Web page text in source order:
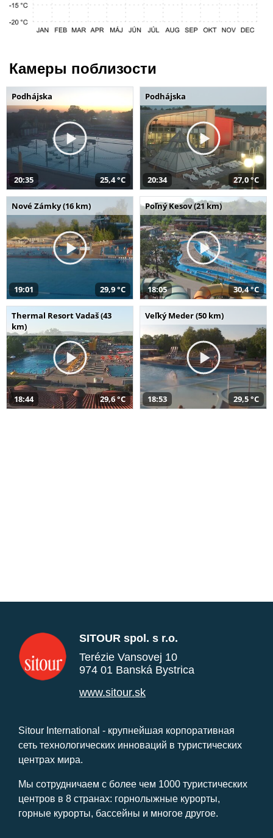
Камеры поблизости
Podhájska
20:35 25,4 °C
Podhájska
20:34 27,0 °C
Nové Zámky (16 km)
19:01 29,9 °C
Poľný Kesov (21 km)
18:05 30,4 °C
Thermal Resort Vadaš (43
km)
18:44 29,6 °C
Veľký Meder (50 km)
18:53 29,5 °C
SITOUR spol. s r.o.
Terézie Vansovej 10
974 01 Banská Bystrica
www.sitour.sk
Sitour International - крупнейшая корпоративная
сеть технологических инноваций в туристических
центрах мира.
Мы сотрудничаем с более чем 1000 туристических
центров в 8 странах: горнолыжные курорты,
горные курорты, бассейны и многое другое.